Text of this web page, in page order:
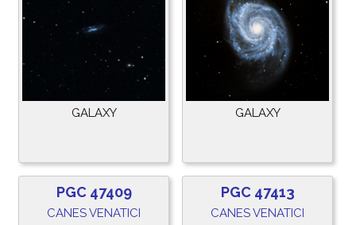
GALAXY GALAXY
PGC 47409
CANES VENATICI
PGC 47413
CANES VENATICI